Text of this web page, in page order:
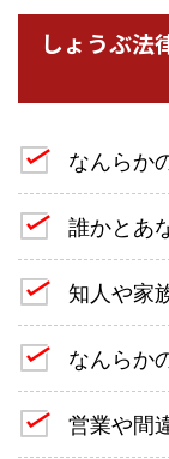
しょうぶ法
なんらか
誰かとあ
知人や家
なんらか
営業や間